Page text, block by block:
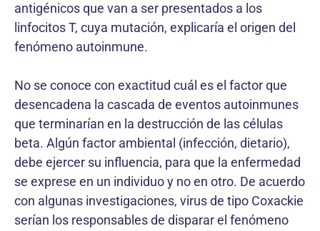
antigénicos que van a ser presentados a los
linfocitos T, cuya mutación, explicaría el origen del
fenómeno autoinmune.
No se conoce con exactitud cuál es el factor que
desencadena la cascada de eventos autoinmunes
que terminarían en la destrucción de las células
beta. Algún factor ambiental (infección, dietario),
debe ejercer su influencia, para que la enfermedad
se exprese en un individuo y no en otro. De acuerdo
con algunas investigaciones, virus de tipo Coxackie
serían los responsables de disparar el fenómeno